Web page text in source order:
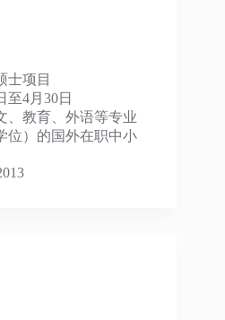
士项目
至4月30日
、教育、外语等专业
位）的国外在职中小